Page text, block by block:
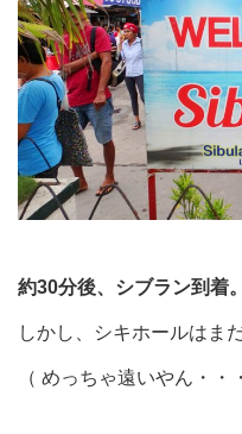
約30分後、シブラン到着。
しかし、シキホールはま
（ めっちゃ遠いやん・・